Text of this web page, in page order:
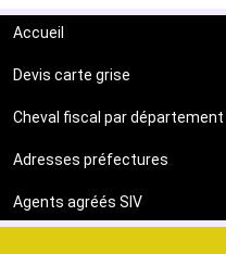
Accueil
Devis carte grise
Cheval fiscal par département
Adresses préfectures
Agents agréés SIV